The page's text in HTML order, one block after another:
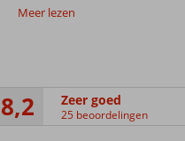
Meer lezen
8,2 Zeer goed
25 beoordelingen